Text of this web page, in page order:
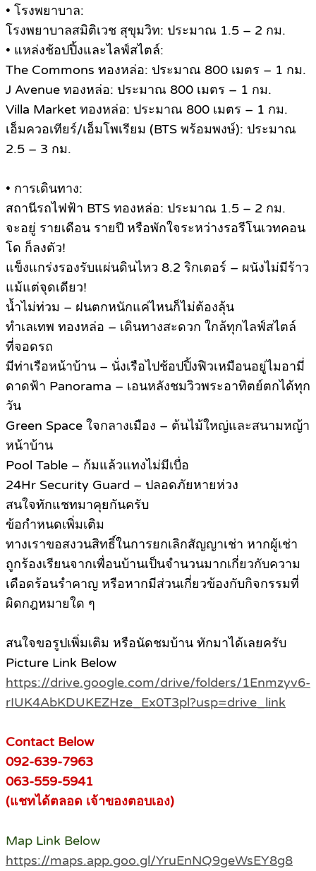
• โรงพยาบาล:
โรงพยาบาลสมิติเวช สุขุมวิท: ประมาณ 1.5 – 2 กม.
• แหล่งช้อปปิ้งและไลฟ์สไตล์:
The Commons ทองหล่อ: ประมาณ 800 เมตร – 1 กม.
J Avenue ทองหล่อ: ประมาณ 800 เมตร – 1 กม.
Villa Market ทองหล่อ: ประมาณ 800 เมตร – 1 กม.
เอ็มควอเทียร์/เอ็มโพเรียม (BTS พร้อมพงษ์): ประมาณ
2.5 – 3 กม.
• การเดินทาง:
สถานีรถไฟฟ้า BTS ทองหล่อ: ประมาณ 1.5 – 2 กม.
จะอยู่ รายเดือน รายปี หรือพักใจระหว่างรอรีโนเวทคอน
โด ก็ลงตัว!
แข็งแกร่งรองรับแผ่นดินไหว 8.2 ริกเตอร์ – ผนังไม่มีร้าว
แม้แต่จุดเดียว!
น้ำไม่ท่วม – ฝนตกหนักแค่ไหนก็ไม่ต้องลุ้น
ทำเลเทพ ทองหล่อ – เดินทางสะดวก ใกล้ทุกไลฟ์สไตล์
ที่จอดรถ
มีท่าเรือหน้าบ้าน – นั่งเรือไปช้อปปิ้งฟิวเหมือนอยู่ไมอามี่
ดาดฟ้า Panorama – เอนหลังชมวิวพระอาทิตย์ตกได้ทุก
วัน
Green Space ใจกลางเมือง – ต้นไม้ใหญ่และสนามหญ้า
หน้าบ้าน
Pool Table – ก้มแล้วแทงไม่มีเบื่อ
24Hr Security Guard – ปลอดภัยหายห่วง
สนใจทักแชทมาคุยกันครับ
ข้อกำหนดเพิ่มเติม
ทางเราขอสงวนสิทธิ์ในการยกเลิกสัญญาเช่า หากผู้เช่า
ถูกร้องเรียนจากเพื่อนบ้านเป็นจำนวนมากเกี่ยวกับความ
เดือดร้อนรำคาญ หรือหากมีส่วนเกี่ยวข้องกับกิจกรรมที่
ผิดกฎหมายใด ๆ
สนใจขอรูปเพิ่มเติม หรือนัดชมบ้าน ทักมาได้เลยครับ
Picture Link Below
https://drive.google.com/drive/folders/1Enmzyv6-
rIUK4AbKDUKEZHze_Ex0T3pl?usp=drive_link
Contact Below
092-639-7963
063-559-5941
(แชทได้ตลอด เจ้าของตอบเอง)
Map Link Below
https://maps.app.goo.gl/YruEnNQ9geWsEY8g8